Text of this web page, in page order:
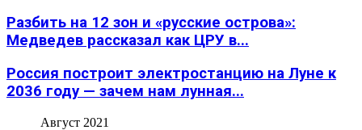
Разбить на 12 зон и «русские острова»:
Медведев рассказал как ЦРУ в...
Россия построит электростанцию на Луне к
2036 году — зачем нам лунная...
Август 2021